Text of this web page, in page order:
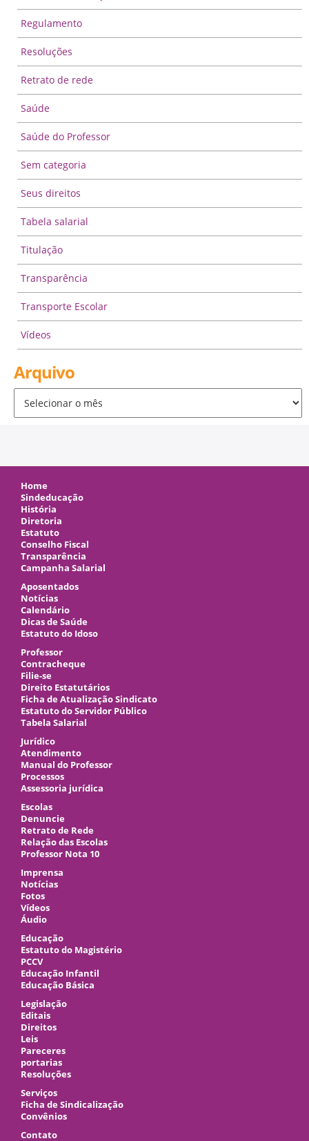
Regulamento
Resoluções
Retrato de rede
Saúde
Saúde do Professor
Sem categoria
Seus direitos
Tabela salarial
Titulação
Transparência
Transporte Escolar
Vídeos
Arquivo
Home
Sindeducação
História
Diretoria
Estatuto
Conselho Fiscal
Transparência
Campanha Salarial
Aposentados
Notícias
Calendário
Dicas de Saúde
Estatuto do Idoso
Professor
Contracheque
Filie-se
Direito Estatutários
Ficha de Atualização Sindicato
Estatuto do Servidor Público
Tabela Salarial
Jurídico
Atendimento
Manual do Professor
Processos
Assessoria jurídica
Escolas
Denuncie
Retrato de Rede
Relação das Escolas
Professor Nota 10
Imprensa
Notícias
Fotos
Vídeos
Áudio
Educação
Estatuto do Magistério
PCCV
Educação Infantil
Educação Básica
Legislação
Editais
Direitos
Leis
Pareceres
portarias
Resoluções
Serviços
Ficha de Sindicalização
Convênios
Contato